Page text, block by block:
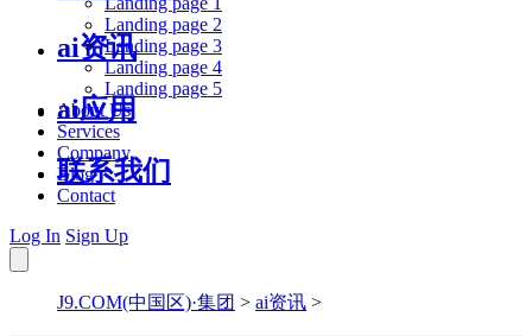
ai资讯
ai应用
联系我们
Landing page 2
Landing page 3
Landing page 4
Landing page 5
About Us
Services
Company
Blog
Contact
Log In Sign Up
J9.COM(中国区)·集团 > ai资讯 >